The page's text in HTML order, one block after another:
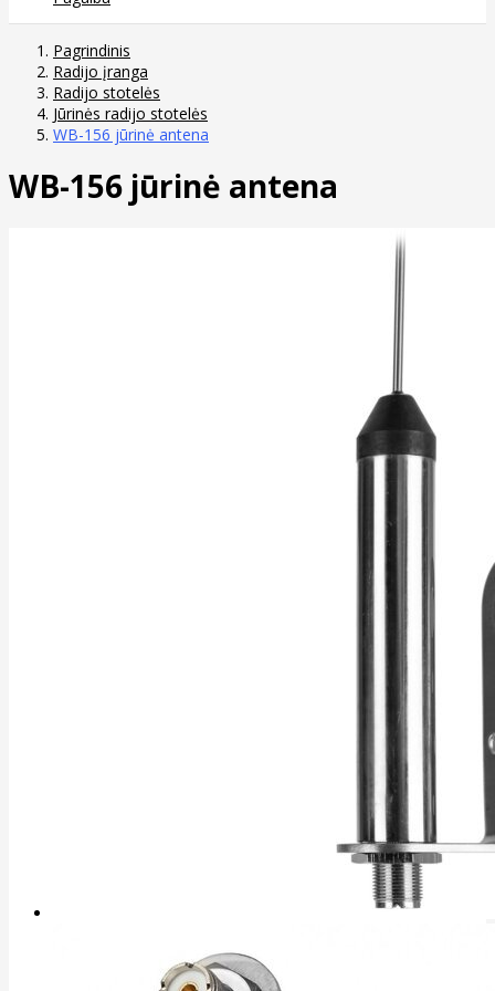
Pagrindinis
Radijo įranga
Radijo stotelės
Jūrinės radijo stotelės
WB-156 jūrinė antena
WB-156 jūrinė antena